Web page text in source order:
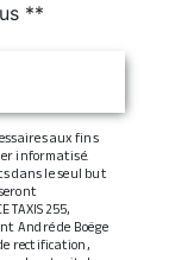
**
aux fins
informatisé.
dans le seul but
255,
André de Boëge
rectification,